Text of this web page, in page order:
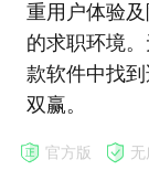
重用户体验
的求职环境
款软件中找
双赢。
官方版 无